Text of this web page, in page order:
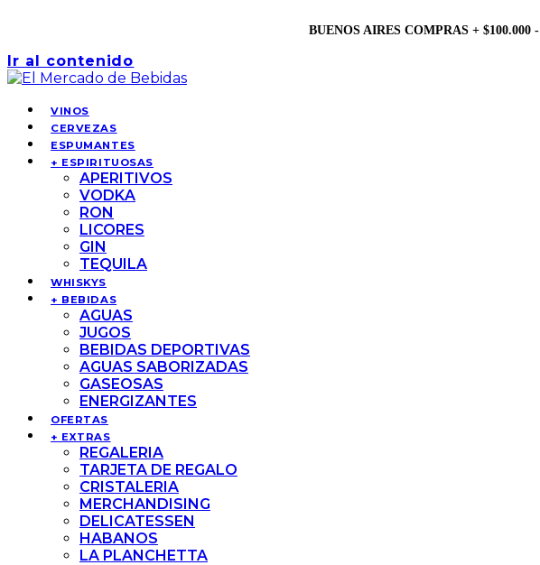
BUENOS AIRES COMPRAS + $100.000 -
Ir al contenido
VINOS
CERVEZAS
ESPUMANTES
+ ESPIRITUOSAS
APERITIVOS
VODKA
RON
LICORES
GIN
TEQUILA
WHISKYS
+ BEBIDAS
AGUAS
JUGOS
BEBIDAS DEPORTIVAS
AGUAS SABORIZADAS
GASEOSAS
ENERGIZANTES
OFERTAS
+ EXTRAS
REGALERIA
TARJETA DE REGALO
CRISTALERIA
MERCHANDISING
DELICATESSEN
HABANOS
LA PLANCHETTA